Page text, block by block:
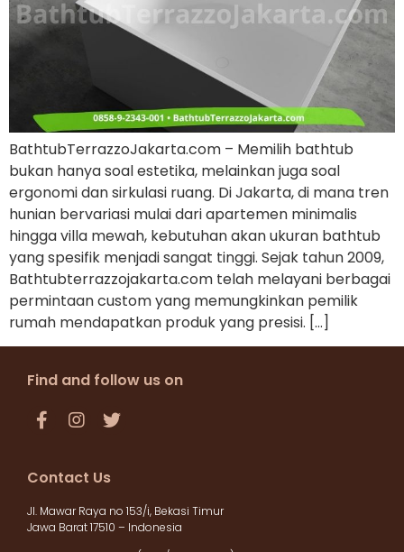
BathtubTerrazzoJakarta.com – Memilih bathtub
bukan hanya soal estetika, melainkan juga soal
ergonomi dan sirkulasi ruang. Di Jakarta, di mana tren
hunian bervariasi mulai dari apartemen minimalis
hingga villa mewah, kebutuhan akan ukuran bathtub
yang spesifik menjadi sangat tinggi. Sejak tahun 2009,
Bathtubterrazzojakarta.com telah melayani berbagai
permintaan custom yang memungkinkan pemilik
rumah mendapatkan produk yang presisi. […]
Find and follow us on
Contact Us
Jl. Mawar Raya no 153/i, Bekasi Timur
Jawa Barat 17510 – Indonesia